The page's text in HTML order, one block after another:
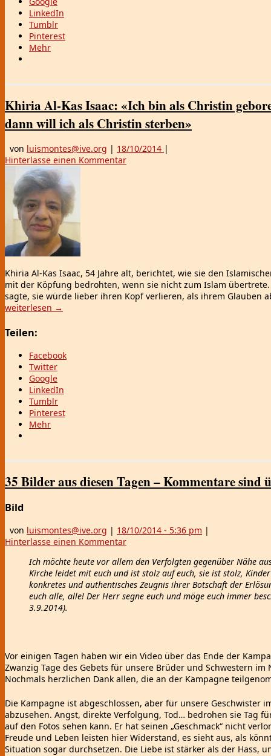
LinkedIn
Tumblr
Pinterest
Mehr
Khiria Al-Kas Isaac: «Ich bin als Christin
dann will ich als Christin sterben»
von luismontes@ive.org | 18/10/2014 |
Hinterlasse einen Kommentar
Khiria Al-Kas Isaac, 54 Jahre alt, berichtet, wie sie den
mit der Köpfung bedrohten, wenn sie nicht zum Islam
sagte, sie würde lieber ihren Kopf verlieren, als ihrem Glauben
weiterlesen →
Teilen:
Facebook
Twitter
Google
LinkedIn
Tumblr
Pinterest
Mehr
35 Bilder aus diesen Tagen – Kommentare sind
Bild
von luismontes@ive.org | 18/10/2014 - 5:36 pm |
Hinterlasse einen Kommentar
Ich möchte heute vor allem den Verfolgten gegenüber Nähe
Kirche leidet mit euch und ist stolz auf euch, sie ist stolz,
konkretes und authentisches Zeugnis ihrer Botschaft der
euch alle, alle! Der Herr segne euch und möge euch immer
3.9.2014).
Vor einigen Tagen haben wir ein Video über das Ende der
Zwanzig Tage des Gebets für unsere Brüder und Schwestern
Nochmals herzlichen Dank allen, die an der Kampagne
Die Kampagne ist abgeschlossen, aber für unsere Geschwister
abzusehen. Angst, direkte Verfolgung, Tod… bedrohen sie Tag
auf den Fotos sehen kann. Er hat seinen „Geschmack“ nicht
Freude und Leben leisten hier Widerstand, es sieht aus, als
Situation sogar durchsetzen. Die Liebe ist stärker als der Hass,